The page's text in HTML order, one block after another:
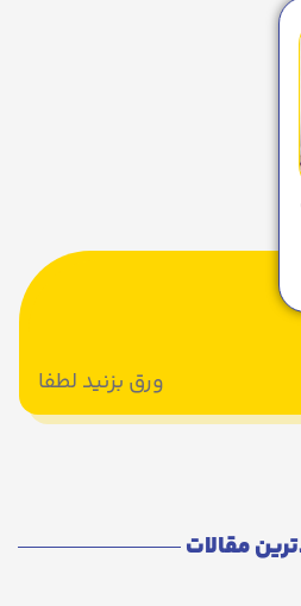
ورق بزنید لطفا
مقالات